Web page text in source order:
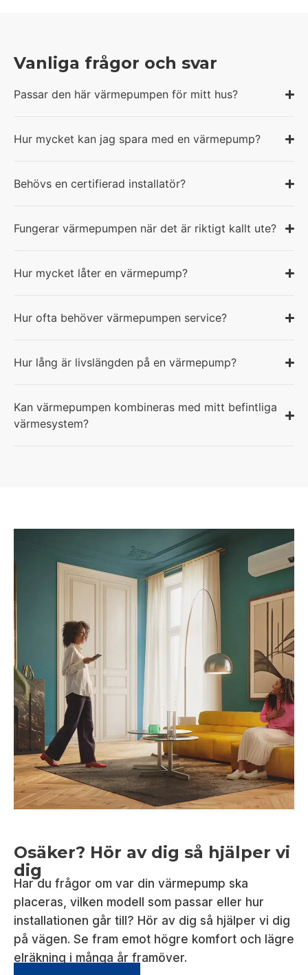
Vanliga frågor och svar
Passar den här värmepumpen för mitt hus?
Hur mycket kan jag spara med en värmepump?
Behövs en certifierad installatör?
Fungerar värmepumpen när det är riktigt kallt ute?
Hur mycket låter en värmepump?
Hur ofta behöver värmepumpen service?
Hur lång är livslängden på en värmepump?
Kan värmepumpen kombineras med mitt befintliga
värmesystem?
Osäker? Hör av dig så hjälper vi
dig
Har du frågor om var din värmepump ska
placeras, vilken modell som passar eller hur
installationen går till? Hör av dig så hjälper vi dig
på vägen. Se fram emot högre komfort och lägre
elräkning i många år framöver.